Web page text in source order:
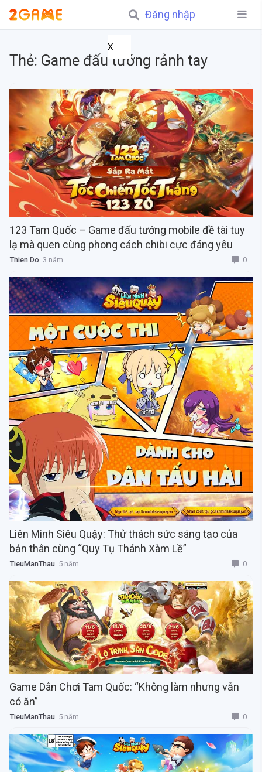
Đăng nhập
X
Thẻ: Game đấu tướng rảnh tay
123 Tam Quốc – Game đấu tướng mobile đề tài tuy
lạ mà quen cùng phong cách chibi cực đáng yêu
Thien Do 3 năm 0
Liên Minh Siêu Quậy: Thử thách sức sáng tạo của
bản thân cùng “Quy Tụ Thánh Xàm Lề”
TieuManThau 5 năm 0
Game Dân Chơi Tam Quốc: “Không làm nhưng vẫn
có ăn”
TieuManThau 5 năm 0